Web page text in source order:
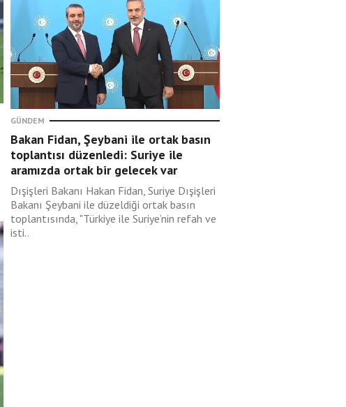
GÜNDEM
Bakan Fidan, Şeybani ile ortak basın
toplantısı düzenledi: Suriye ile
aramızda ortak bir gelecek var
Dışişleri Bakanı Hakan Fidan, Suriye Dışişleri
Bakanı Şeybani ile düzeldiği ortak basın
toplantısında, "Türkiye ile Suriye’nin refah ve
isti..